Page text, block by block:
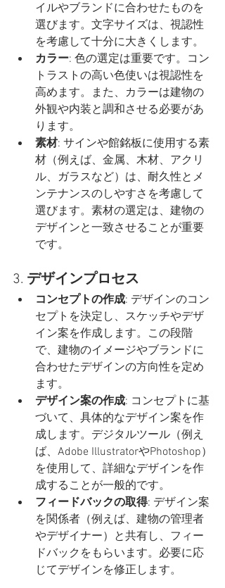
イルやブランドに合わせたものを
選びます。文字サイズは、視認性
を考慮して十分に大きくします。
カラー: 色の選定は重要です。コン
トラストの高い色使いは視認性を
高めます。また、カラーは建物の
外観や内装と調和させる必要があ
ります。
素材: サインや館銘板に使用する素
材（例えば、金属、木材、アクリ
ル、ガラスなど）は、耐久性とメ
ンテナンスのしやすさを考慮して
選びます。素材の選定は、建物の
デザインと一致させることが重要
です。
3. デザインプロセス
コンセプトの作成: デザインのコン
セプトを決定し、スケッチやデザ
イン案を作成します。この段階
で、建物のイメージやブランドに
合わせたデザインの方向性を定め
ます。
デザイン案の作成: コンセプトに基
づいて、具体的なデザイン案を作
成します。デジタルツール（例え
ば、Adobe IllustratorやPhotoshop）
を使用して、詳細なデザインを作
成することが一般的です。
フィードバックの取得: デザイン案
を関係者（例えば、建物の管理者
やデザイナー）と共有し、フィー
ドバックをもらいます。必要に応
じてデザインを修正します。